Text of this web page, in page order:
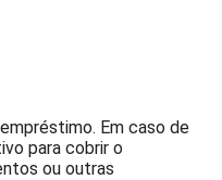
Em caso de
para cobrir o
ou outras